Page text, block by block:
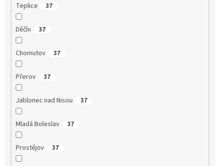
Teplice 37
Děčín 37
Chomutov 37
Přerov 37
Jablonec nad Nisou 37
Mladá Boleslav 37
Prostějov 37